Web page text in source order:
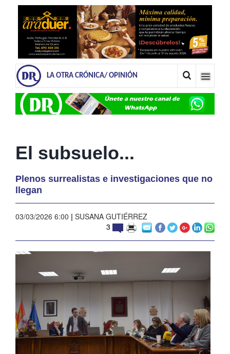
LA OTRA CRÓNICA/ OPINIÓN
El subsuelo...
Plenos surrealistas e investigaciones que no
llegan
03/03/2026 6:00 | SUSANA GUTIÉRREZ
3